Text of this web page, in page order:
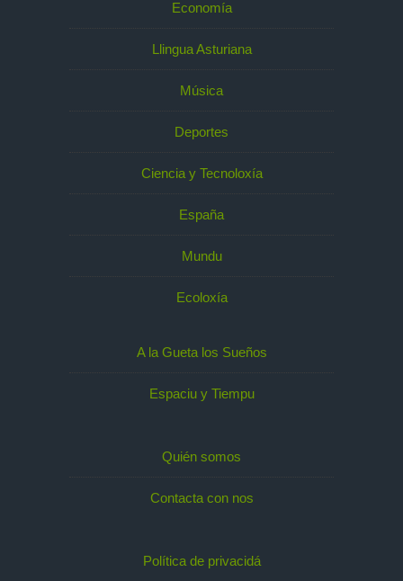
Economía
Llingua Asturiana
Música
Deportes
Ciencia y Tecnoloxía
España
Mundu
Ecoloxía
A la Gueta los Sueños
Espaciu y Tiempu
Quién somos
Contacta con nos
Política de privacidá